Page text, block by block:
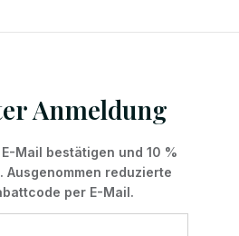
Anmeldung
Mail bestätigen und 10 %
Ausgenommen reduzierte
per E-Mail.